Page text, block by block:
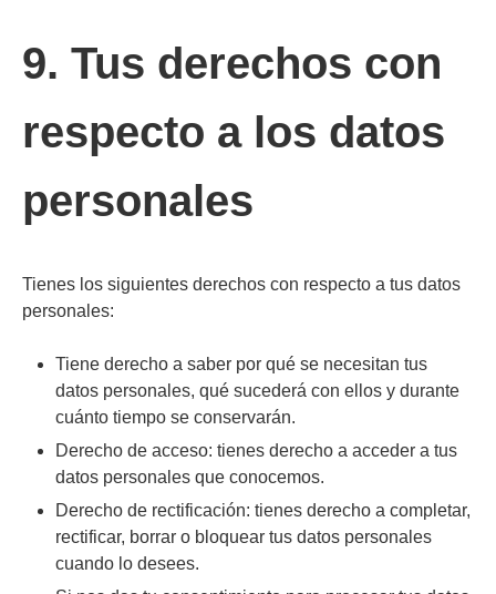
9. Tus derechos con
respecto a los datos
personales
Tienes los siguientes derechos con respecto a tus datos
personales:
Tiene derecho a saber por qué se necesitan tus
datos personales, qué sucederá con ellos y durante
cuánto tiempo se conservarán.
Derecho de acceso: tienes derecho a acceder a tus
datos personales que conocemos.
Derecho de rectificación: tienes derecho a completar,
rectificar, borrar o bloquear tus datos personales
cuando lo desees.